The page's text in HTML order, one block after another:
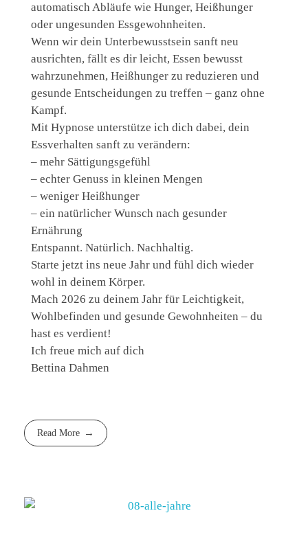
automatisch Abläufe wie Hunger, Heißhunger
oder ungesunden Essgewohnheiten.
Wenn wir dein Unterbewusstsein sanft neu
ausrichten, fällt es dir leicht, Essen bewusst
wahrzunehmen, Heißhunger zu reduzieren und
gesunde Entscheidungen zu treffen – ganz ohne
Kampf.
Mit Hypnose unterstütze ich dich dabei, dein
Essverhalten sanft zu verändern:
– mehr Sättigungsgefühl
– echter Genuss in kleinen Mengen
– weniger Heißhunger
– ein natürlicher Wunsch nach gesunder
Ernährung
Entspannt. Natürlich. Nachhaltig.
Starte jetzt ins neue Jahr und fühl dich wieder
wohl in deinem Körper.
Mach 2026 zu deinem Jahr für Leichtigkeit,
Wohlbefinden und gesunde Gewohnheiten – du
hast es verdient!
Ich freue mich auf dich
Bettina Dahmen
Read More